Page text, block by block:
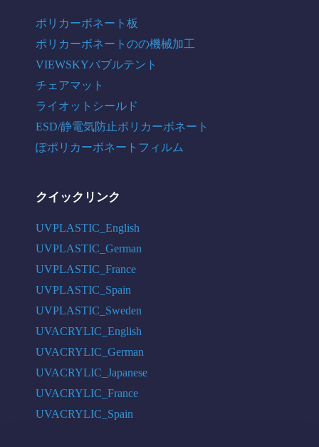
ポリカーボネート板
ポリカーボネートのの機械加工
VIEWSKYバブルテント
チェアマット
ライオットシールド
ESD/静電気防止ポリカーボネート
ぽポリカーボネートフィルム
クイックリンク
UVPLASTIC_English
UVPLASTIC_German
UVPLASTIC_France
UVPLASTIC_Spain
UVPLASTIC_Sweden
UVACRYLIC_English
UVACRYLIC_German
UVACRYLIC_Japanese
UVACRYLIC_France
UVACRYLIC_Spain